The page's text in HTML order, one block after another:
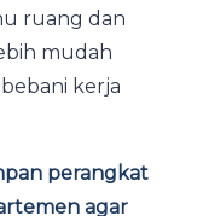
ruang dan
mudah
kerja
perangkat
agar